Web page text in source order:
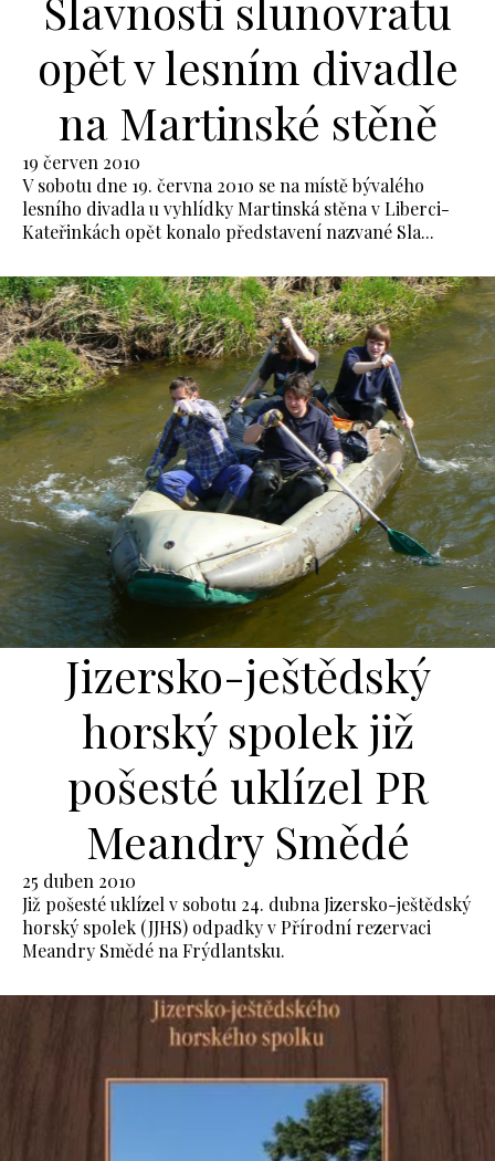
opět v lesním divadle
na Martinské stěně
19 červen 2010
V sobotu dne 19. června 2010 se na místě bývalého
lesního divadla u vyhlídky Martinská stěna v Liberci-
Kateřinkách opět konalo představení nazvané Sla...
Jizersko-ještědský
horský spolek již
pošesté uklízel PR
Meandry Smědé
25 duben 2010
Již pošesté uklízel v sobotu 24. dubna Jizersko-ještědský
horský spolek (JJHS) odpadky v Přírodní rezervaci
Meandry Smědé na Frýdlantsku.